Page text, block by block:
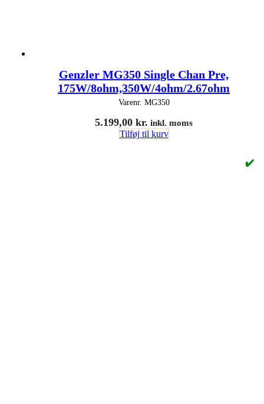
Genzler MG350 Single Chan Pre,
175W/8ohm,350W/4ohm/2.67ohm
Varenr. MG350
5.199,00 kr. inkl. moms
Tilføj til kurv
✔️